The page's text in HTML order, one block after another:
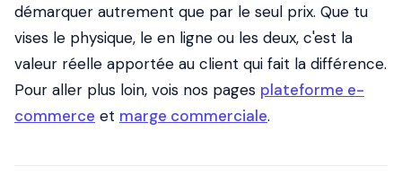
démarquer autrement que par le seul prix. Que tu
vises le physique, le en ligne ou les deux, c'est la
valeur réelle apportée au client qui fait la différence.
Pour aller plus loin, vois nos pages plateforme e-
commerce et marge commerciale.